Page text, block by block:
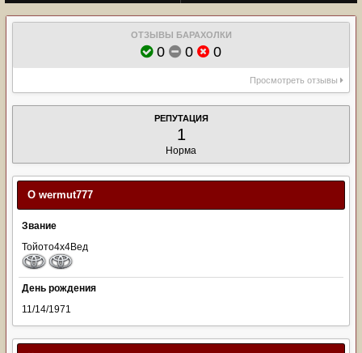
ОТЗЫВЫ БАРАХОЛКИ
0 0 0
Просмотреть отзывы
РЕПУТАЦИЯ
1
Норма
О wermut777
Звание
Тойото4х4Вед
День рождения
11/14/1971